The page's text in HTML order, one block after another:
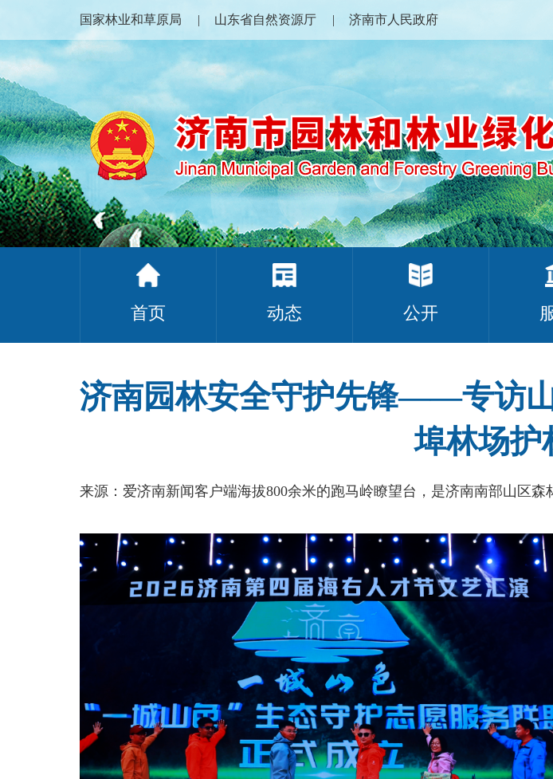
国家林业和草原局 山东省自然资源厅 济南市人民政府
首页 动态 公开
济南园林安全守护先锋——专访
埠林场护